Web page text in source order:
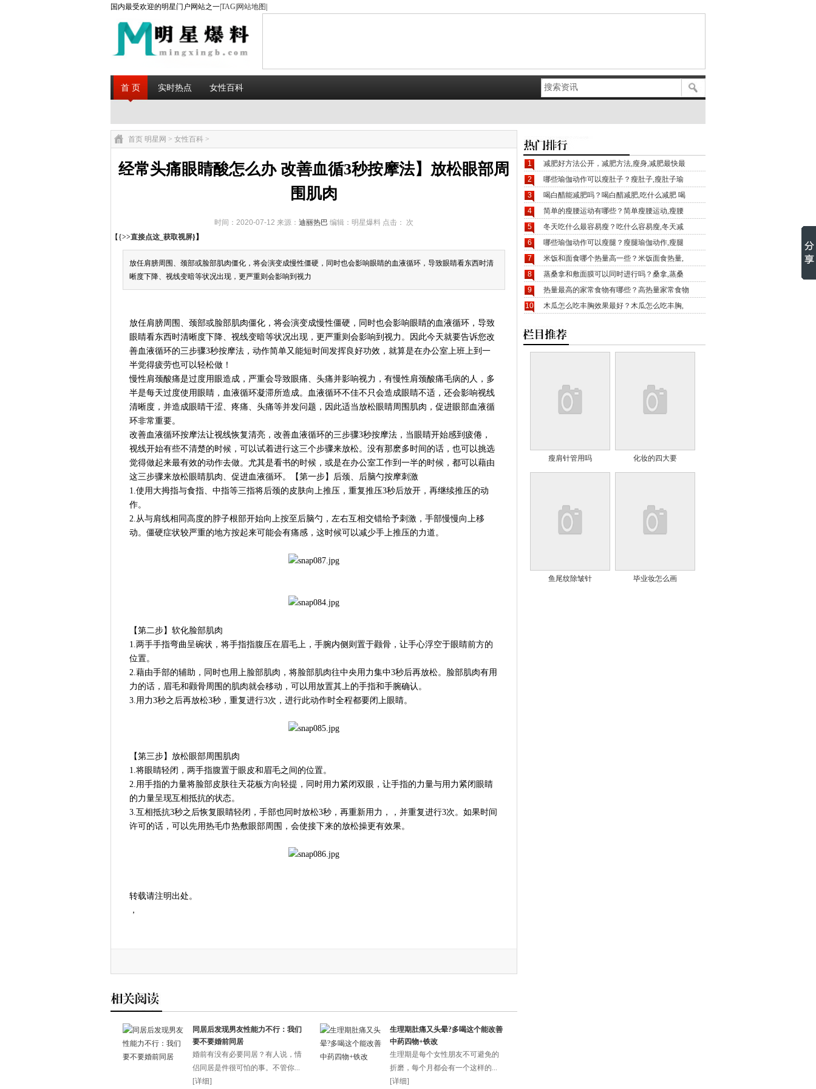
国内最受欢迎的明星门户网站之一|TAG 网站地图
首 页 实时热点 女性百科
首页 明星网 > 女性百科 >
经常头痛眼睛酸怎么办 改善血循3秒按摩法】放松眼部周
围肌肉
时间：2020-07-12 来源： 迪丽热巴 编辑：明星爆料 点击：
次
【{>>直接点这_获取视屏}】
放任肩膀周围、颈部或脸部肌肉僵化，将会演变成慢性僵硬，同时也会影响眼睛的血液循环，导致眼睛看东西时清
晰度下降、视线变暗等状况出现，更严重则会影响到视力
放任肩膀周围、颈部或脸部肌肉僵化，将会演变成慢性僵硬，同时也会影响眼睛的血液循环，导致
眼睛看东西时清晰度下降、视线变暗等状况出现，更严重则会影响到视力。因此今天就要告诉您改
善血液循环的三步骤3秒按摩法，动作简单又能短时间发挥良好功效，就算是在办公室上班上到一
半觉得疲劳也可以轻松做！
慢性肩颈酸痛是过度用眼造成，严重会导致眼痛、头痛并影响视力，有慢性肩颈酸痛毛病的人，多
半是每天过度使用眼睛，血液循环凝滞所造成。血液循环不佳不只会造成眼睛不适，还会影响视线
清晰度，并造成眼睛干涩、疼痛、头痛等并发问题，因此适当放松眼睛周围肌肉，促进眼部血液循
环非常重要。
改善血液循环按摩法让视线恢复清亮，改善血液循环的三步骤3秒按摩法，当眼睛开始感到疲倦，
视线开始有些不清楚的时候，可以试着进行这三个步骤来放松。没有那麽多时间的话，也可以挑选
觉得做起来最有效的动作去做。尤其是看书的时候，或是在办公室工作到一半的时候，都可以藉由
这三步骤来放松眼睛肌肉、促进血液循环。【第一步】后颈、后脑勺按摩刺激
1.使用大拇指与食指、中指等三指将后颈的皮肤向上推压，重复推压3秒后放开，再继续推压的动
作。
2.从与肩线相同高度的脖子根部开始向上按至后脑勺，左右互相交错给予刺激，手部慢慢向上移
动。僵硬症状较严重的地方按起来可能会有痛感，这时候可以减少手上推压的力道。
【第二步】软化脸部肌肉
1.两手手指弯曲呈碗状，将手指指腹压在眉毛上，手腕内侧则置于颧骨，让手心浮空于眼睛前方的
位置。
2.藉由手部的辅助，同时也用上脸部肌肉，将脸部肌肉往中央用力集中3秒后再放松。脸部肌肉有用
力的话，眉毛和颧骨周围的肌肉就会移动，可以用放置其上的手指和手腕确认。
3.用力3秒之后再放松3秒，重复进行3次，进行此动作时全程都要闭上眼睛。
【第三步】放松眼部周围肌肉
1.将眼睛轻闭，两手指腹置于眼皮和眉毛之间的位置。
2.用手指的力量将脸部皮肤往天花板方向轻提，同时用力紧闭双眼，让手指的力量与用力紧闭眼睛
的力量呈现互相抵抗的状态。
3.互相抵抗3秒之后恢复眼睛轻闭，手部也同时放松3秒，再重新用力，，并重复进行3次。如果时间
许可的话，可以先用热毛巾热敷眼部周围，会使接下来的放松操更有效果。
转载请注明出处。
，
同居后发现男友性能力不行：我们
要不要婚前同居
婚前有没有必要同居？有人说，情
侣同居是件很可怕的事。不管你...
[详细]
生理期肚痛又头晕?多喝这个能改善
中药四物+铁改
生理期是每个女性朋友不可避免的
折磨，每个月都会有一个这样的...
[详细]
1
减肥好方法公开，减肥方法,瘦身,减肥最快最
2
哪些瑜伽动作可以瘦肚子？瘦肚子,瘦肚子瑜
3
喝白醋能减肥吗？喝白醋减肥,吃什么减肥 喝
4
简单的瘦腰运动有哪些？简单瘦腰运动,瘦腰
5
冬天吃什么最容易瘦？吃什么容易瘦,冬天减
6
哪些瑜伽动作可以瘦腿？瘦腿瑜伽动作,瘦腿
7
米饭和面食哪个热量高一些？米饭面食热量,
8
蒸桑拿和敷面膜可以同时进行吗？桑拿,蒸桑
9
热量最高的家常食物有哪些？高热量家常食物
10
木瓜怎么吃丰胸效果最好？木瓜怎么吃丰胸,
瘦肩针管用吗 化妆的四大要
鱼尾纹除皱针 毕业妆怎么画